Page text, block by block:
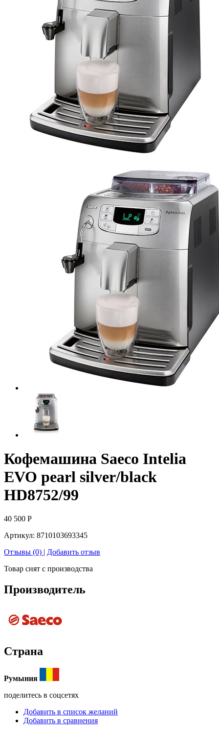
Кофемашина Saeco Intelia
EVO pearl silver/black
HD8752/99
40 500 Р
Артикул: 8710103693345
Отзывы (0) | Добавить отзыв
Товар снят с производства
Производитель
Страна
Румыния
поделитесь в соцсетях
Добавить в список желаний
Добавить в сравнения